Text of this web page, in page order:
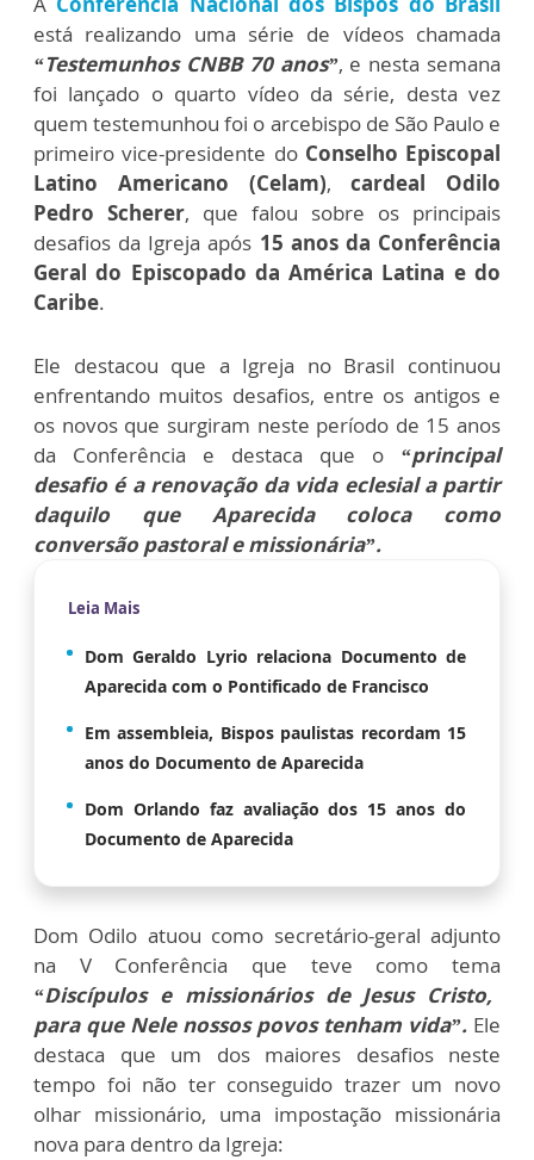
está realizando uma série de vídeos chamada
“Testemunhos CNBB 70 anos”, e nesta semana
foi lançado o quarto vídeo da série, desta vez
quem testemunhou foi o arcebispo de São Paulo e
primeiro vice-presidente do Conselho Episcopal
Latino Americano (Celam),cardeal Odilo
Pedro Scherer, que falou sobre os principais
desafios da Igreja após 15 anos da Conferência
Geral do Episcopado da América Latina e do
Caribe.
Ele destacou que a Igreja no Brasil continuou
enfrentando muitos desafios, entre os antigos e
os novos que surgiram neste período de 15 anos
da Conferência e destaca que o “principal
desafio é a renovação da vida eclesial a partir
daquilo que Aparecida coloca como
conversão pastoral e missionária”.
Leia Mais
Dom Geraldo Lyrio relaciona Documento de
Aparecida com o Pontificado de Francisco
Em assembleia, Bispos paulistas recordam 15
anos do Documento de Aparecida
Dom Orlando faz avaliação dos 15 anos do
Documento de Aparecida
Dom Odilo atuou como secretário-geral adjunto
na V Conferência que teve como tema
“Discípulos e missionários de Jesus Cristo,
para que Nele nossos povos tenham vida”. Ele
destaca que um dos maiores desafios neste
tempo foi não ter conseguido trazer um novo
olhar missionário, uma impostação missionária
nova para dentro da Igreja: